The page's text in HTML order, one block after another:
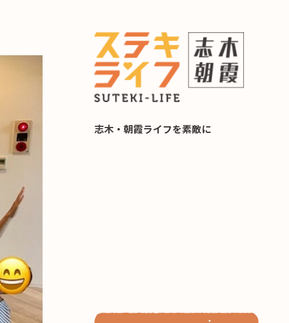
志木・朝霞ライフを素敵に
らし 住み替え相談